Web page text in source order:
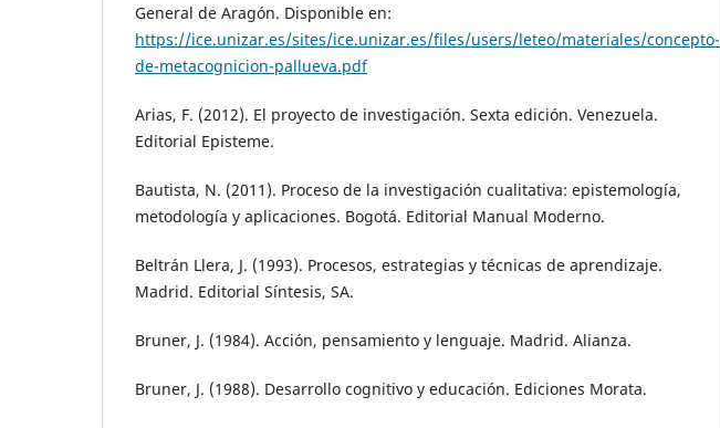
General de Aragón. Disponible en:
https://ice.unizar.es/sites/ice.unizar.es/files/users/leteo/materiales/concepto-
de-metacognicion-pallueva.pdf
Arias, F. (2012). El proyecto de investigación. Sexta edición. Venezuela.
Editorial Episteme.
Bautista, N. (2011). Proceso de la investigación cualitativa: epistemología,
metodología y aplicaciones. Bogotá. Editorial Manual Moderno.
Beltrán Llera, J. (1993). Procesos, estrategias y técnicas de aprendizaje.
Madrid. Editorial Síntesis, SA.
Bruner, J. (1984). Acción, pensamiento y lenguaje. Madrid. Alianza.
Bruner, J. (1988). Desarrollo cognitivo y educación. Ediciones Morata.